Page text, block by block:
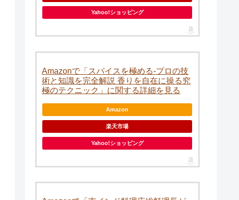
Yahoo!ショッピング
Amazonで「スパイスを極める-プロの技
術と知識を完全解説 香りを自在に操る究
極のテクニック」に関する詳細を見る
Amazon
楽天市場
Yahoo!ショッピング